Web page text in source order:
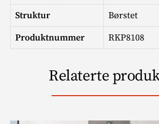
Struktur
Børstet
Produktnummer
RKP8108
Relaterte